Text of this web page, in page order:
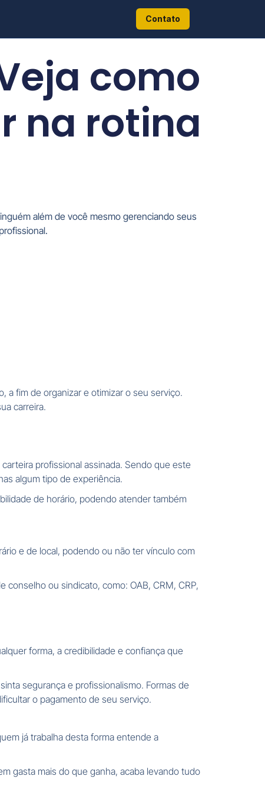
Contato
como
na rotina
além de você mesmo gerenciando seus
a fim de organizar e otimizar o seu serviço.
carreira.
profissional assinada. Sendo que este
algum tipo de experiência.
de horário, podendo atender também
e de local, podendo ou não ter vínculo com
ou sindicato, como: OAB, CRM, CRP,
forma, a credibilidade e confiança que
segurança e profissionalismo. Formas de
o pagamento de seu serviço.
já trabalha desta forma entende a
gasta mais do que ganha, acaba levando tudo